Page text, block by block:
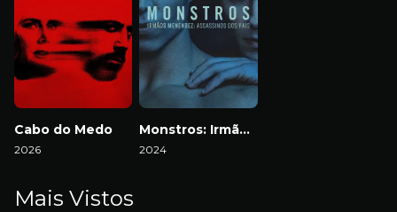
Cabo do Medo
2026
Monstros: Irmãos Menendez: Assassinos dos Pais
2024
Mais Vistos